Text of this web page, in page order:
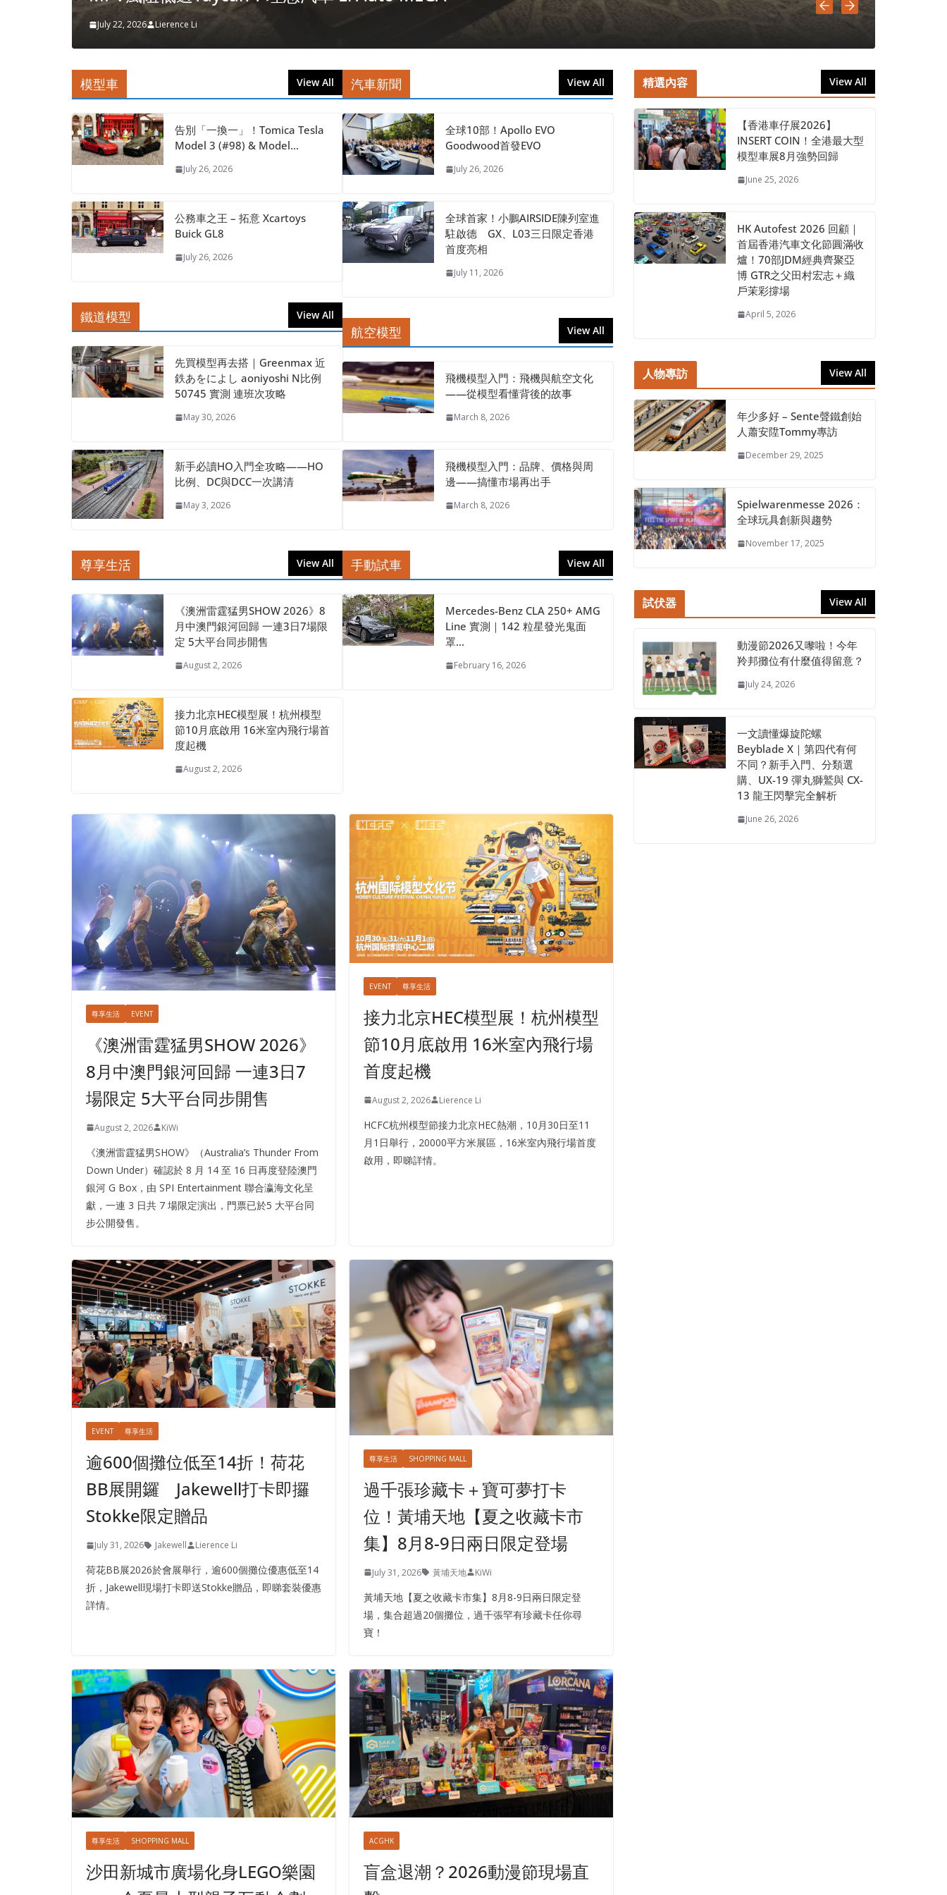
July 22, 2026 Lierence Li
模型車 View All
告別「一換一」！Tomica Tesla
Model 3 (#98) & Model…
July 26, 2026
公務車之王 – 拓意 Xcartoys
Buick GL8
July 26, 2026
鐵道模型 View All
先買模型再去搭｜Greenmax 近
鉄あをによし aoniyoshi N比例
50745 實測 連班次攻略
May 30, 2026
新手必讀HO入門全攻略——HO
比例、DC與DCC一次講清
May 3, 2026
尊享生活 View All
《澳洲雷霆猛男SHOW 2026》8
月中澳門銀河回歸 一連3日7場限
定 5大平台同步開售
August 2, 2026
接力北京HEC模型展！杭州模型
節10月底啟用 16米室內飛行場首
度起機
August 2, 2026
汽車新聞 View All
全球10部！Apollo EVO
Goodwood首發EVO
July 26, 2026
全球首家！小鵬AIRSIDE陳列室進
駐啟德 GX、L03三日限定香港
首度亮相
July 11, 2026
航空模型 View All
飛機模型入門：飛機與航空文化
——從模型看懂背後的故事
March 8, 2026
飛機模型入門：品牌、價格與周
邊——搞懂市場再出手
March 8, 2026
手動試車 View All
Mercedes-Benz CLA 250+ AMG
Line 實測｜142 粒星發光鬼面
罩…
February 16, 2026
尊享生活 EVENT
《澳洲雷霆猛男SHOW 2026》
8月中澳門銀河回歸 一連3日7
場限定 5大平台同步開售
August 2, 2026 KiWi
《澳洲雷霆猛男SHOW》（Australia’s Thunder From
Down Under）確認於 8 月 14 至 16 日再度登陸澳門
銀河 G Box，由 SPI Entertainment 聯合瀛海文化呈
獻，一連 3 日共 7 場限定演出，門票已於5 大平台同
步公開發售。
EVENT 尊享生活
接力北京HEC模型展！杭州模型
節10月底啟用 16米室內飛行場
首度起機
August 2, 2026 Lierence Li
HCFC杭州模型節接力北京HEC熱潮，10月30日至11
月1日舉行，20000平方米展區，16米室內飛行場首度
啟用，即睇詳情。
EVENT 尊享生活
逾600個攤位低至14折！荷花
BB展開鑼 Jakewell打卡即攞
Stokke限定贈品
July 31, 2026 Jakewell Lierence Li
荷花BB展2026於會展舉行，逾600個攤位優惠低至14
折，Jakewell現場打卡即送Stokke贈品，即睇套裝優惠
詳情。
尊享生活 SHOPPING MALL
過千張珍藏卡＋寶可夢打卡
位！黃埔天地【夏之收藏卡市
集】8月8-9日兩日限定登場
July 31, 2026 黃埔天地 KiWi
黃埔天地【夏之收藏卡市集】8月8-9日兩日限定登
場，集合超過20個攤位，過千張罕有珍藏卡任你尋
寶！
尊享生活 SHOPPING MALL
沙田新城市廣場化身LEGO樂園
ACGHK
盲盒退潮？2026動漫節現場直
精選內容 View All
【香港車仔展2026】
INSERT COIN！全港最大型
模型車展8月強勢回歸
June 25, 2026
HK Autofest 2026 回顧｜
首屆香港汽車文化節圓滿收
爐！70部JDM經典齊聚亞
博 GTR之父田村宏志＋織
戶茉彩撐場
April 5, 2026
人物專訪 View All
年少多好 – Sente聲鐵創始
人蕭安陞Tommy專訪
December 29, 2025
Spielwarenmesse 2026：
全球玩具創新與趨勢
November 17, 2025
試伏器 View All
動漫節2026又嚟啦！今年
羚邦攤位有什麼值得留意？
July 24, 2026
一文讀懂爆旋陀螺
Beyblade X｜第四代有何
不同？新手入門、分類選
購、UX-19 彈丸獅鷲與 CX-
13 龍王閃擊完全解析
June 26, 2026